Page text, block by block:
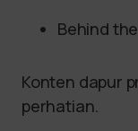
Behind
Konten dapur
perhatian.